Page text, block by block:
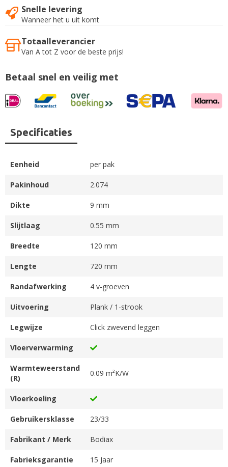
Snelle levering
Wanneer het u uit komt
Totaalleverancier
Van A tot Z voor de beste prijs!
Betaal snel en veilig met
Specificaties
Eenheid per pak
Pakinhoud 2.074
Dikte 9 mm
Slijtlaag 0.55 mm
Breedte 120 mm
Lengte 720 mm
Randafwerking 4 v-groeven
Uitvoering Plank / 1-strook
Legwijze Click zwevend leggen
Vloerverwarming
Warmteweerstand
(R)
0.09 m²K/W
Vloerkoeling
Gebruikersklasse 23/33
Fabrikant / Merk Bodiax
Fabrieksgarantie 15 Jaar